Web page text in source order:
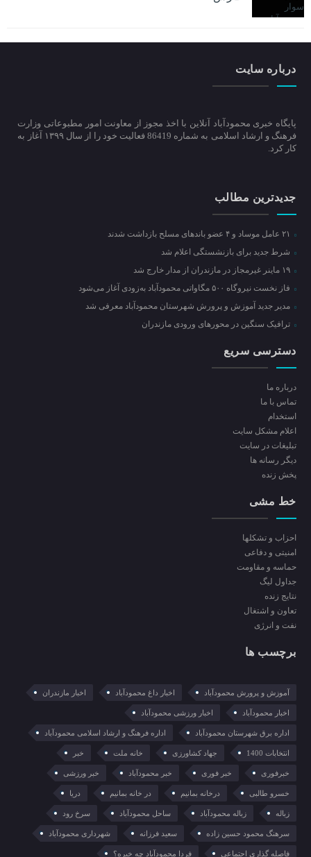
درباره سایت
پایگاه خبری محمودآباد آنلاین با اخذ مجوز از معاونت امور مطبوعاتی وزارت
فرهنگ و ارشاد اسلامی به شماره 86419 فعالیت خود را از سال ۱۳۹۹ آغاز به
کار کرد.
جدیدترین مطالب
شرط جدید برای بازنشستگی اعلام شد
۱۹ ماینر غیرمجاز در مازندران از مدار خارج شد
فاز نخست نیروگاه ۵۰۰ مگاواتی محمودآباد به‌زودی آغاز می‌شود
مدیر جدید آموزش و پرورش شهرستان محمودآباد معرفی شد
ترافیک سنگین در محور‌های ورودی مازندران
دسترسی سریع
درباره ما
تماس با ما
استخدام
اعلام مشکل سایت
تبلیغات در سایت
ديگر رسانه ها
پخش زنده
خط مشی
احزاب و تشکلها
امنیتی و دفاعی
حماسه و مقاومت
جداول لیگ
نتایج زنده
تعاون و اشتغال
نفت و انرژی
برچسب ها
آموزش و پرورش محمودآباد اخبار داغ محمودآباد اخبار مازندران
اخبار محمودآباد اخبار ورزشی محمودآباد
اداره برق شهرستان محمودآباد اداره فرهنگ و ارشاد اسلامی محمودآباد
انتخابات 1400 جهاد کشاورزی خانه ملت خبر
خبرفوری خبر فوری خبر محمودآباد خبر ورزشی
خسرو طالبی درخانه بمانیم در خانه بمانیم دریا
زباله زباله محمودآباد ساحل محمودآباد سرخ رود
سرهنگ محمود حسین زاده سعید فرزانه شهرداری محمودآباد
فاصله گذاری اجتماعی فردا محمودآباد چه خبره؟